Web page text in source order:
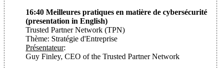
16:40 Meilleures pratiques en matière de cybersécurité
(presentation in English)
Trusted Partner Network (TPN)
Thème: Stratégie d'Entreprise
Présentateur:
Guy Finley, CEO of the Trusted Partner Network